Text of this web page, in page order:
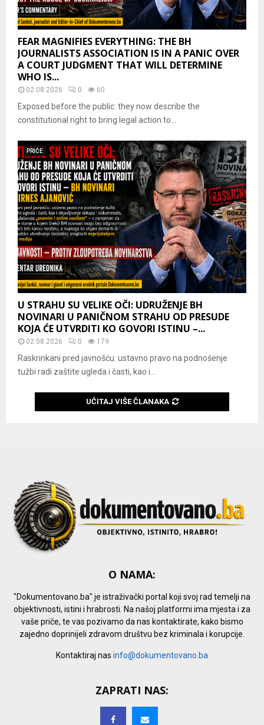
FEAR MAGNIFIES EVERYTHING: THE BH
JOURNALISTS ASSOCIATION IS IN A PANIC OVER
A COURT JUDGMENT THAT WILL DETERMINE
WHO IS...
02.08.2026 0 60
Exposed before the public: they now describe the
constitutional right to bring legal action to...
PRIČE
U STRAHU SU VELIKE OČI: UDRUŽENJE BH
NOVINARI U PANIČNOM STRAHU OD PRESUDE
KOJA ĆE UTVRDITI KO GOVORI ISTINU –...
02.08.2026 0 179
Raskrinkani pred javnošću: ustavno pravo na podnošenje
tužbi radi zaštite ugleda i časti, kao i...
UČITAJ VIŠE ČLANAKA
O NAMA:
"Dokumentovano.ba" je istraživački portal koji svoj rad temelji na
objektivnosti, istini i hrabrosti. Na našoj platformi ima mjesta i za
vaše priče, te vas pozivamo da nas kontaktirate, kako bismo
zajedno doprinijeli zdravom društvu bez kriminala i korupcije.
Kontaktiraj nas info@dokumentovano.ba
ZAPRATI NAS: